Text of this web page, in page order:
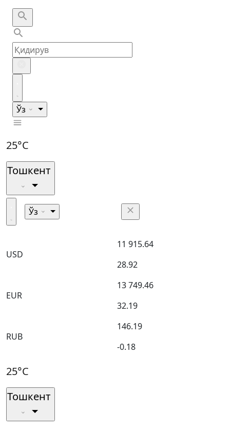
Ўз
25°C
Тошкент
Ўз
USD
11 915.64
28.92
EUR
13 749.46
32.19
RUB
146.19
-0.18
25°C
Тошкент